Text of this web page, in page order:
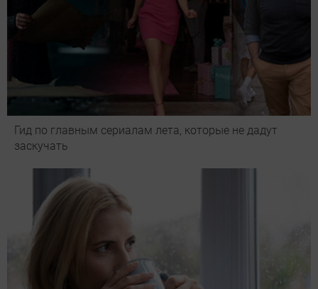
Гид по главным сериалам лета, которые не дадут
заскучать